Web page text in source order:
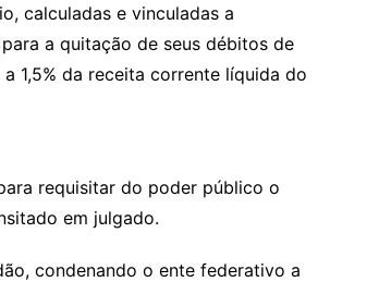
calculadas e vinculadas a
a quitação de seus débitos de
1,5% da receita corrente líquida do
requisitar do poder público o
em julgado.
condenando o ente federativo a